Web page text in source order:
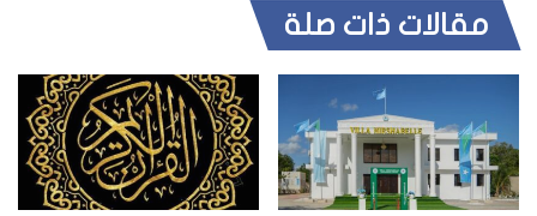
مقالات ذات صلة